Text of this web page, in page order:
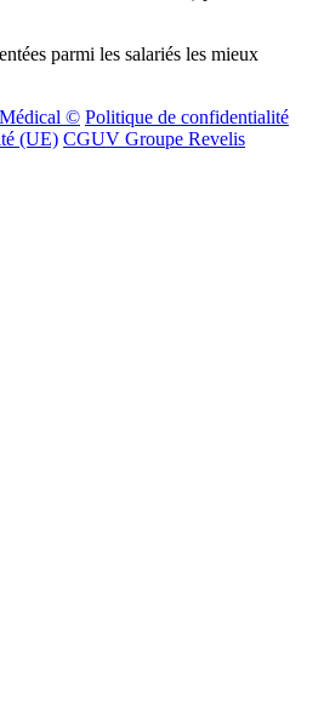
parmi les salariés les mieux
© Politique de confidentialité
(UE) CGUV Groupe Revelis